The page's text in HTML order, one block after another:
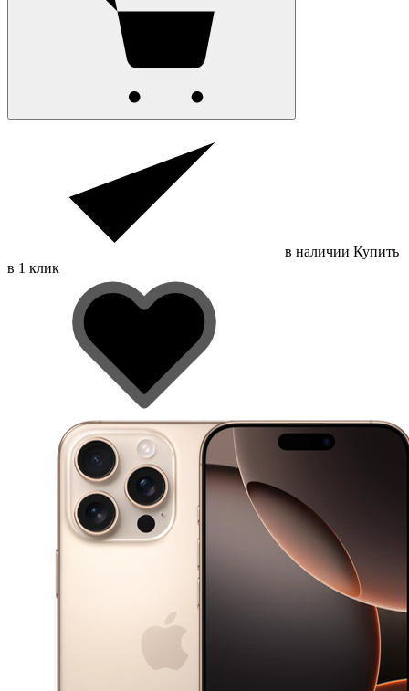
в наличии Купить
в 1 клик